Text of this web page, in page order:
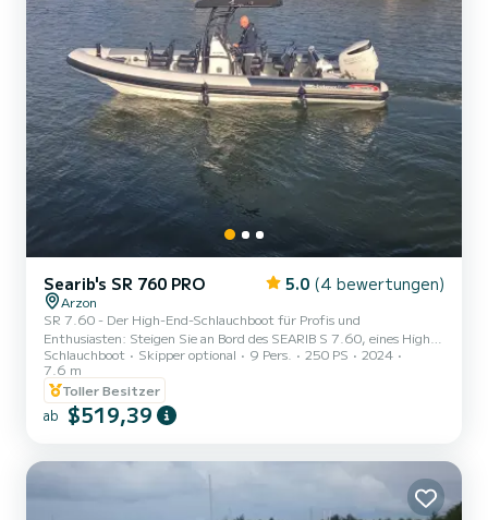
Searib's SR 760 PRO 5.0 (4 bewertungen)
Arzon
SR 7.60 - Der High-End-Schlauchboot für Profis und
Enthusiasten: Steigen Sie an Bord des SEARIB S 7.60, eines High-
End-Schlauchbootes, das für Seeprofis und Schiffsfahrts- und
Angelbegeisterte entwickelt wurde. Mit seinen 7,60 Metern Länge
vereint dieses Boot Leistung, Robustheit und Komfort für
unvergessliche Meerfahrten. Optional mit Skipper! Spaß,
kompromisslose Leistung in puncto Sicherheit, Ergonomie und
von einem Suzuki D...
Schlauchboot Skipper optional 9 Pers. 250 PS
2024
7.6 m
Toller Besitzer
ab $519,39